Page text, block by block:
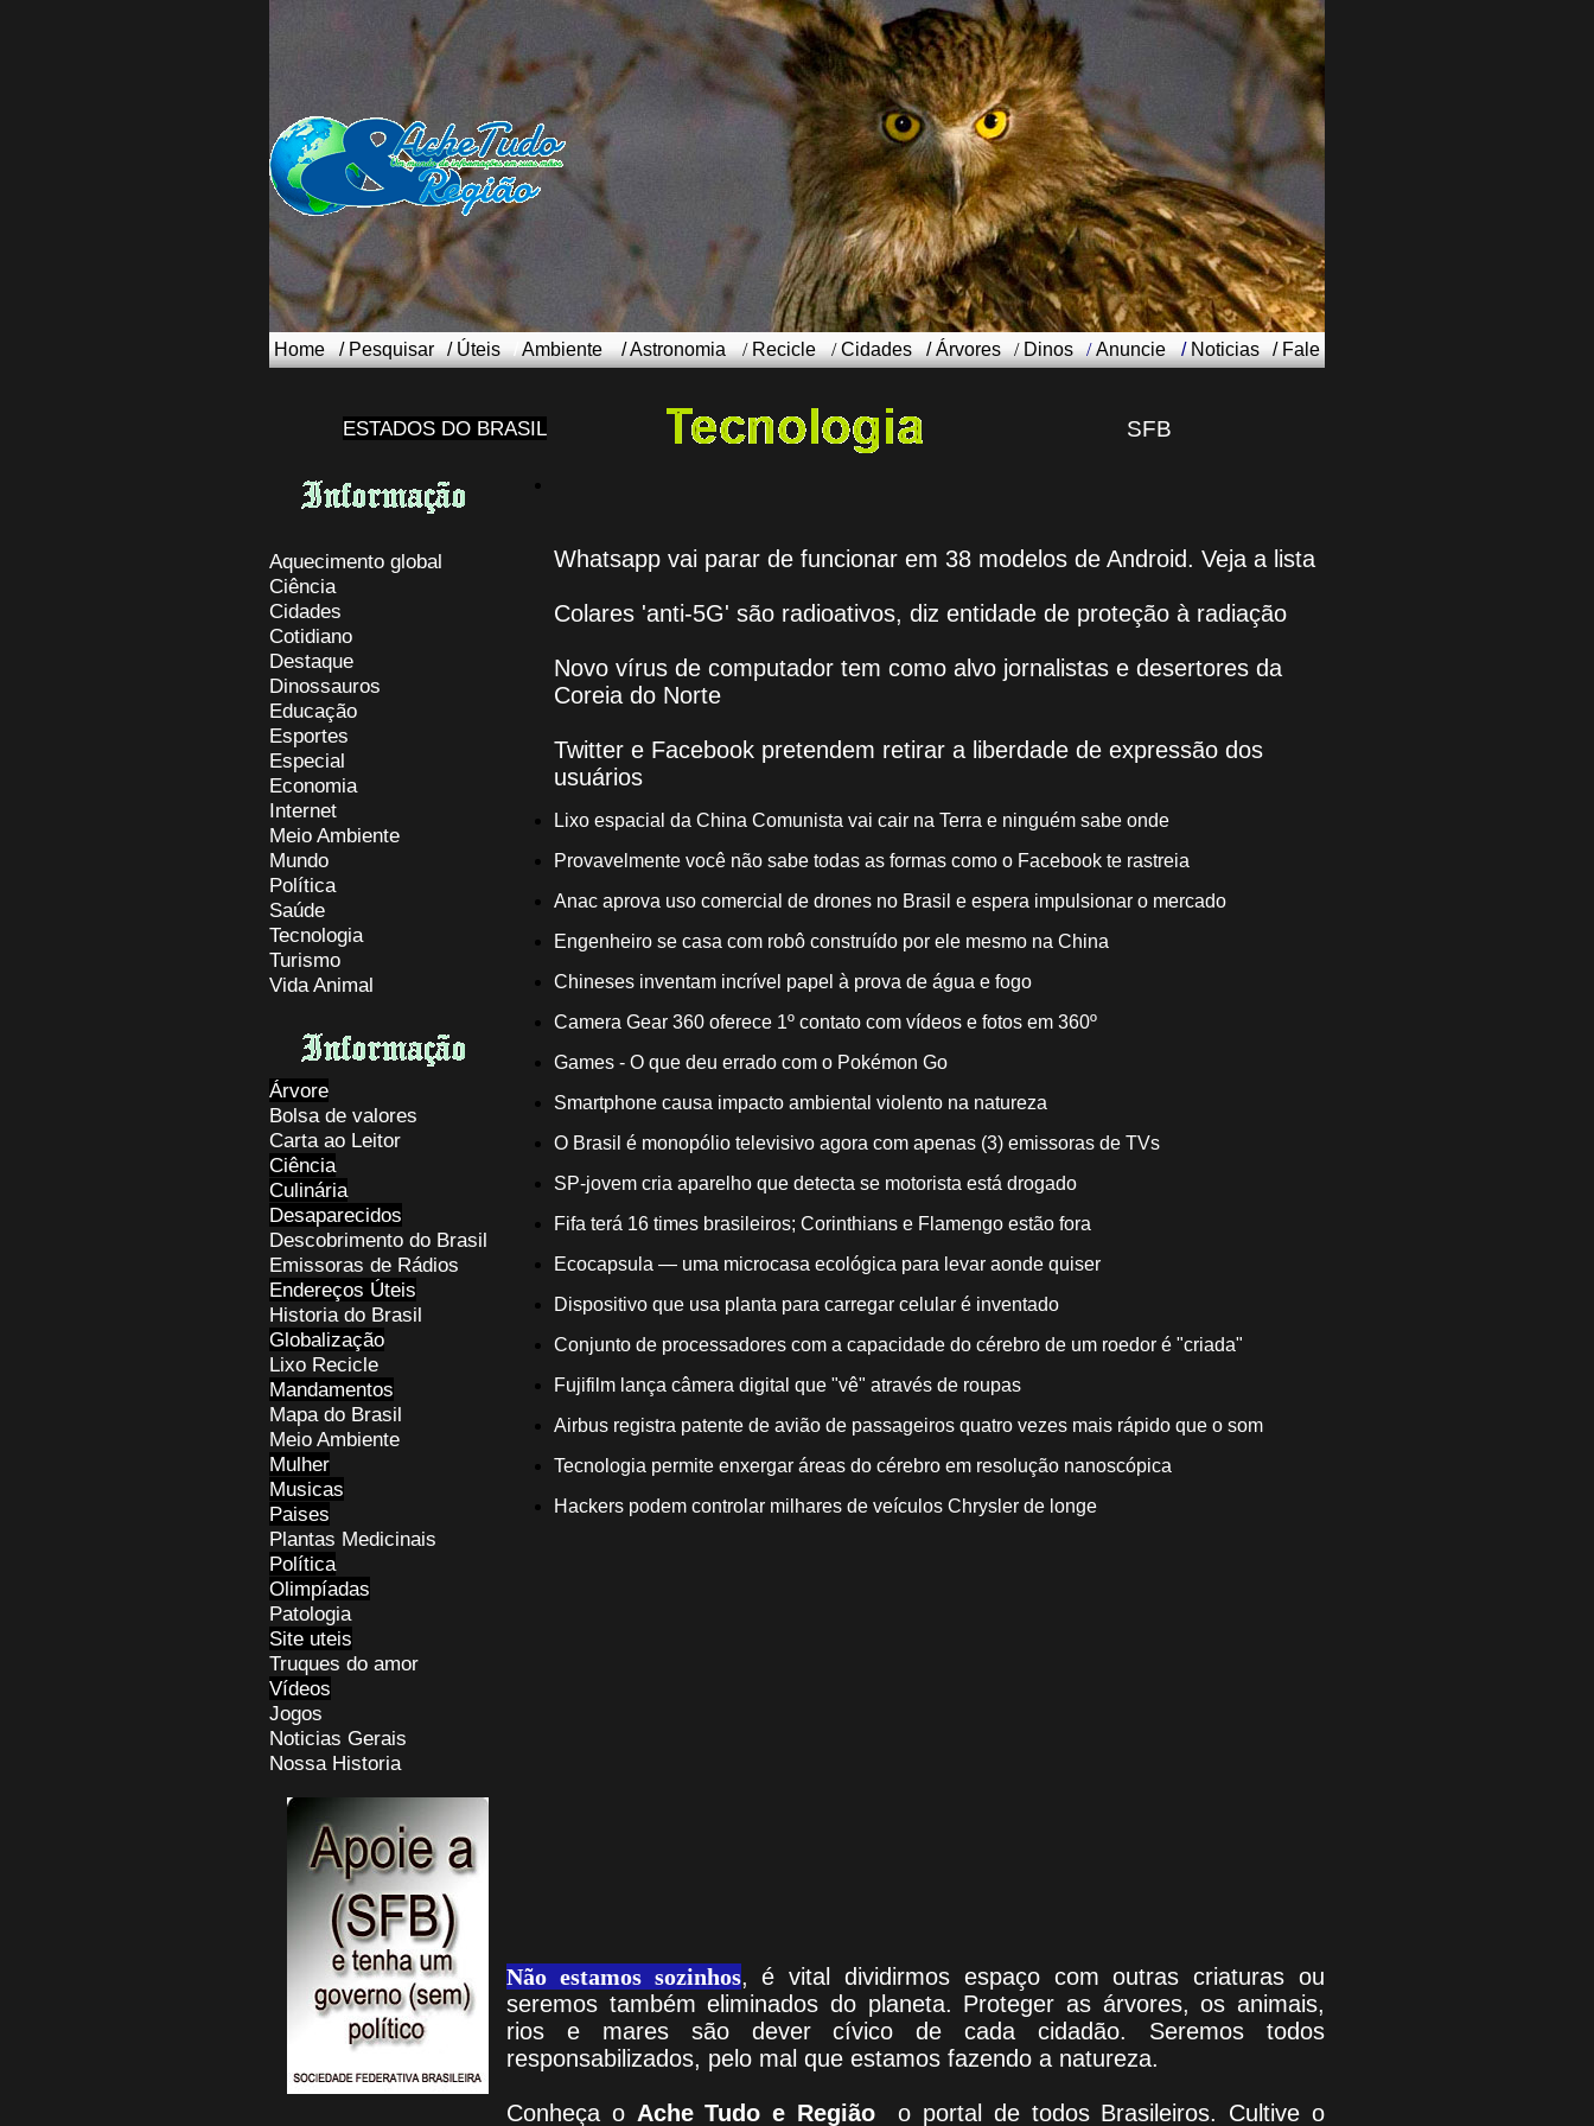
Home / Pesquisar / Úteis /Ambiente /Astronomia / Recicle /Cidades /Árvores / Dinos /Anuncie / Noticias / Fale
ESTADOS DO BRASIL SFB
Aquecimento global
Ciência
Cidades
Cotidiano
Destaque
Dinossauros
Educação
Esportes
Especial
Economia
Internet
Meio Ambiente
Mundo
Política
Saúde
Tecnologia
Turismo
Vida Animal
Árvore
Bolsa de valores
Carta ao Leitor
Ciência
Culinária
Desaparecidos
Descobrimento do Brasil
Emissoras de Rádios
Endereços Úteis
Historia do Brasil
Globalização
Lixo Recicle
Mandamentos
Mapa do Brasil
Meio Ambiente
Mulher
Musicas
Paises
Plantas Medicinais
Política
Olimpíadas
Patologia
Site uteis
Truques do amor
Vídeos
Jogos
Noticias Gerais
Nossa Historia
Whatsapp vai parar de funcionar em 38 modelos de Android. Veja a lista
Colares 'anti-5G' são radioativos, diz entidade de proteção à radiação
Novo vírus de computador tem como alvo jornalistas e desertores da
Coreia do Norte
Twitter e Facebook pretendem retirar a liberdade de expressão dos
usuários
Lixo espacial da China Comunista vai cair na Terra e ninguém sabe onde
Provavelmente você não sabe todas as formas como o Facebook te rastreia
Anac aprova uso comercial de drones no Brasil e espera impulsionar o mercado
Engenheiro se casa com robô construído por ele mesmo na China
Chineses inventam incrível papel à prova de água e fogo
Camera Gear 360 oferece 1º contato com vídeos e fotos em 360º
Games - O que deu errado com o Pokémon Go
Smartphone causa impacto ambiental violento na natureza
O Brasil é monopólio televisivo agora com apenas (3) emissoras de TVs
SP-jovem cria aparelho que detecta se motorista está drogado
Fifa terá 16 times brasileiros; Corinthians e Flamengo estão fora
Ecocapsula — uma microcasa ecológica para levar aonde quiser
Dispositivo que usa planta para carregar celular é inventado
Conjunto de processadores com a capacidade do cérebro de um roedor é "criada"
Fujifilm lança câmera digital que "vê" através de roupas
Airbus registra patente de avião de passageiros quatro vezes mais rápido que o som
Tecnologia permite enxergar áreas do cérebro em resolução nanoscópica
Hackers podem controlar milhares de veículos Chrysler de longe
Não estamos sozinhos, é vital dividirmos espaço com outras criaturas ou
seremos também eliminados do planeta. Proteger as árvores, os animais,
rios e mares são dever cívico de cada cidadão. Seremos todos
responsabilizados, pelo mal que estamos fazendo a natureza.
Conheça o Ache Tudo e Regiãoo portal de todos Brasileiros. Cultive o